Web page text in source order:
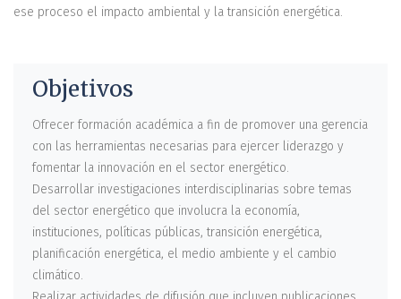
ese proceso el impacto ambiental y la transición energética.
Objetivos
Ofrecer formación académica a fin de promover una gerencia
con las herramientas necesarias para ejercer liderazgo y
fomentar la innovación en el sector energético.
Desarrollar investigaciones interdisciplinarias sobre temas
del sector energético que involucra la economía,
instituciones, políticas públicas, transición energética,
planificación energética, el medio ambiente y el cambio
climático.